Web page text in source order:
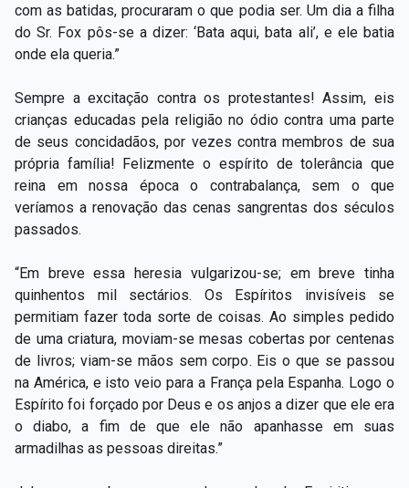
com as batidas, procuraram o que podia ser. Um dia a filha
do Sr. Fox pôs-se a dizer: ‘Bata aqui, bata ali’, e ele batia
onde ela queria.”
Sempre a excitação contra os protestantes! Assim, eis
crianças educadas pela religião no ódio contra uma parte
de seus concidadãos, por vezes contra membros de sua
própria família! Felizmente o espírito de tolerância que
reina em nossa época o contrabalança, sem o que
veríamos a renovação das cenas sangrentas dos séculos
passados.
“Em breve essa heresia vulgarizou-se; em breve tinha
quinhentos mil sectários. Os Espíritos invisíveis se
permitiam fazer toda sorte de coisas. Ao simples pedido
de uma criatura, moviam-se mesas cobertas por centenas
de livros; viam-se mãos sem corpo. Eis o que se passou
na América, e isto veio para a França pela Espanha. Logo o
Espírito foi forçado por Deus e os anjos a dizer que ele era
o diabo, a fim de que ele não apanhasse em suas
armadilhas as pessoas direitas.”